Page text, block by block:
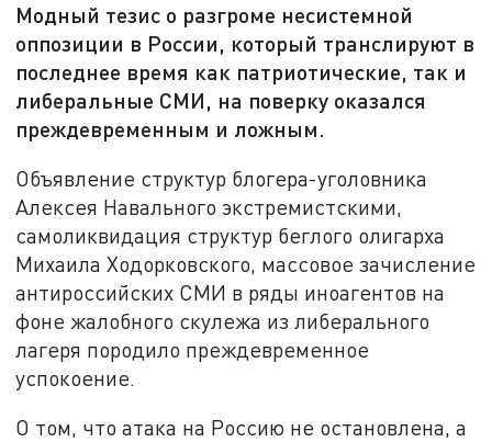
Модный тезис о разгроме несистемной
оппозиции в России, который транслируют в
последнее время как патриотические, так и
либеральные СМИ, на поверку оказался
преждевременным и ложным.
Объявление структур блогера-уголовника
Алексея Навального экстремистскими,
самоликвидация структур беглого олигарха
Михаила Ходорковского, массовое зачисление
антироссийских СМИ в ряды иноагентов на
фоне жалобного скулежа из либерального
лагеря породило преждевременное
успокоение.
О том, что атака на Россию не остановлена, а